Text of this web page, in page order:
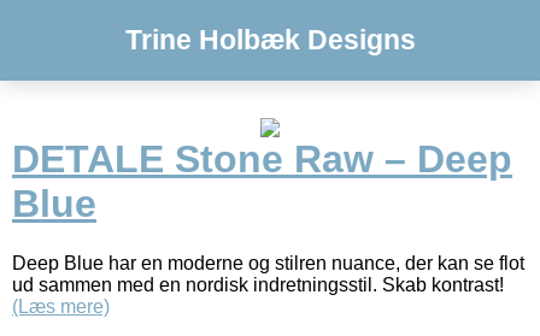
Trine Holbæk Designs
DETALE Stone Raw – Deep
Blue
Deep Blue har en moderne og stilren nuance, der kan se flot
ud sammen med en nordisk indretningsstil. Skab kontrast!
(Læs mere)